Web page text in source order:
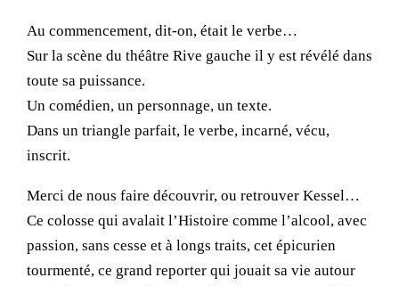
Au commencement, dit-on, était le verbe…
Sur la scène du théâtre Rive gauche il y est révélé dans
toute sa puissance.
Un comédien, un personnage, un texte.
Dans un triangle parfait, le verbe, incarné, vécu,
inscrit.
Merci de nous faire découvrir, ou retrouver Kessel…
Ce colosse qui avalait l’Histoire comme l’alcool, avec
passion, sans cesse et à longs traits, cet épicurien
tourmenté, ce grand reporter qui jouait sa vie autour